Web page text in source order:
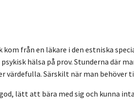
kom från en läkare i den estniska
hälsa på prov. Stunderna där
värdefulla. Särskilt när man behöver
lätt att bära med sig och kunna